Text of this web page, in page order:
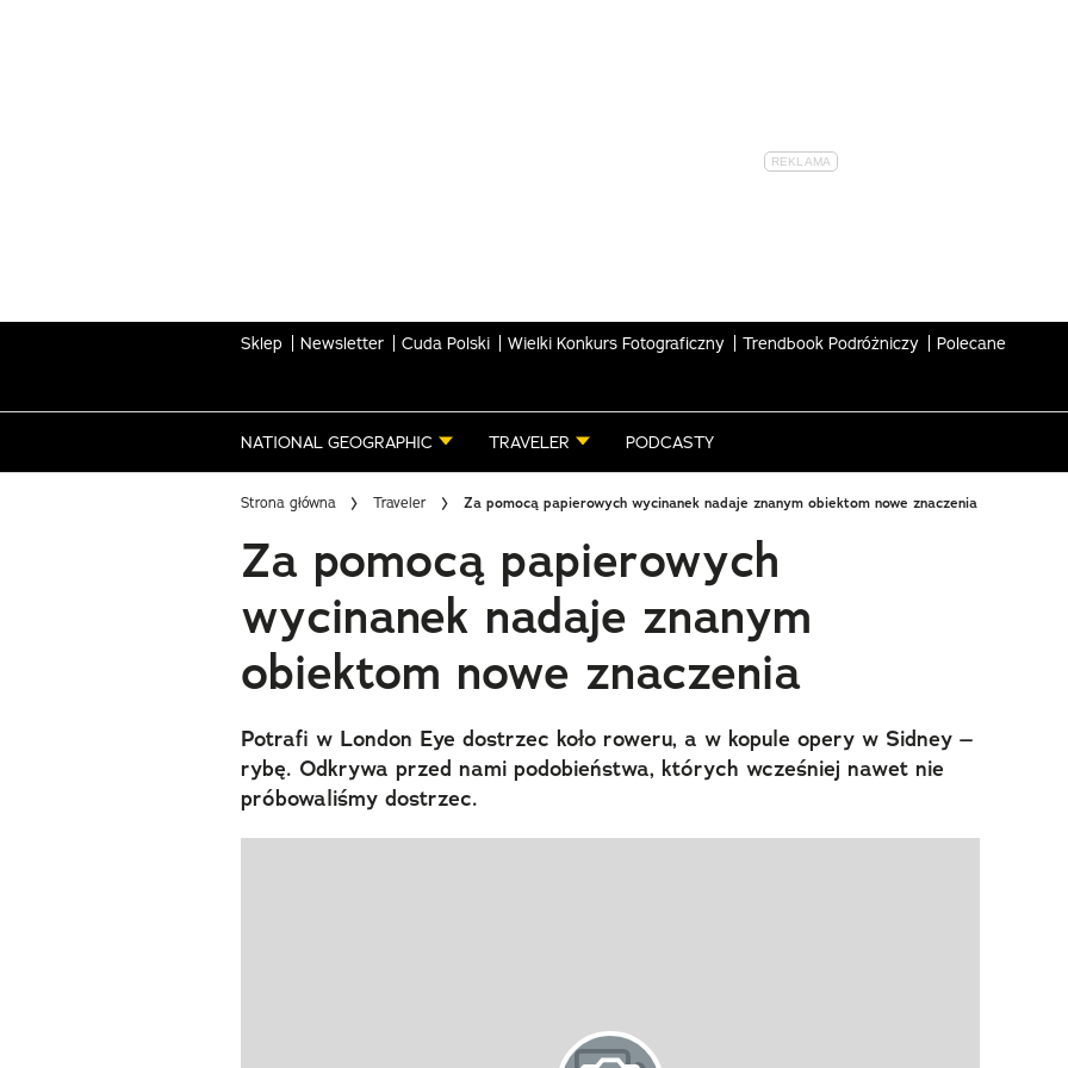
Sklep Newsletter Cuda Polski Wielki Konkurs Fotograficzny Trendbook Podróżniczy Polecane
NATIONAL GEOGRAPHIC TRAVELER PODCASTY
Strona główna Traveler Za pomocą papierowych wycinanek nadaje znanym obiektom nowe znaczenia
Za pomocą papierowych
wycinanek nadaje znanym
obiektom nowe znaczenia
Potrafi w London Eye dostrzec koło roweru, a w kopule opery w Sidney –
rybę. Odkrywa przed nami podobieństwa, których wcześniej nawet nie
próbowaliśmy dostrzec.